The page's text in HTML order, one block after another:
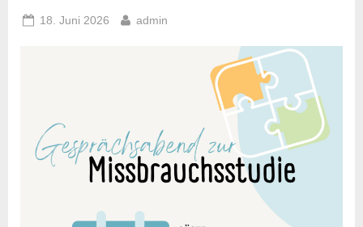
Posted
18. Juni 2026 By
admin